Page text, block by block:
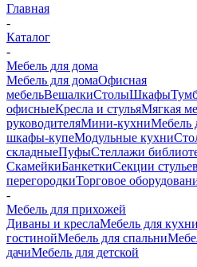
Главная
-
Каталог
-
Мебель для дома
Мебель для домаОфисная
мебельВешалкиСтолыШкафы
офисныеКресла и стульяМягкая
руководителяМини-кухниМебель
шкафы-купеМодульные кухни
складныеПуфыСтеллажи
СкамейкиБанкеткиСекции стульев
перегородкиТорговое
-
Мебель для прихожей
Диваны и креслаМебель для кухни
гостинойМебель для спальни
дачиМебель для детской